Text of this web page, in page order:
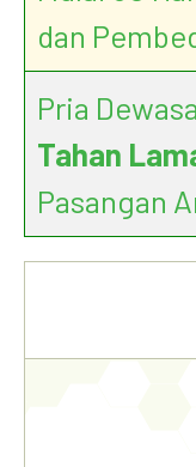
dan
Pria
Tahan
Pasangan